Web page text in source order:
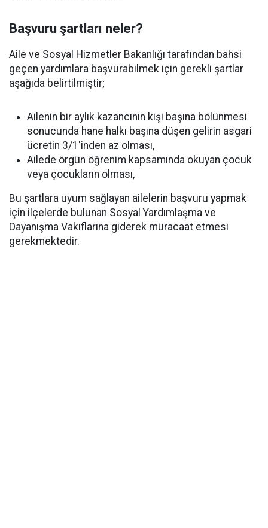
Başvuru şartları neler?
Aile ve Sosyal Hizmetler Bakanlığı tarafından bahsi
geçen yardımlara başvurabilmek için gerekli şartlar
aşağıda belirtilmiştir;
Ailenin bir aylık kazancının kişi başına bölünmesi
sonucunda hane halkı başına düşen gelirin asgari
ücretin 3/1'inden az olması,
Ailede örgün öğrenim kapsamında okuyan çocuk
veya çocukların olması,
Bu şartlara uyum sağlayan ailelerin başvuru yapmak
için ilçelerde bulunan Sosyal Yardımlaşma ve
Dayanışma Vakıflarına giderek müracaat etmesi
gerekmektedir.